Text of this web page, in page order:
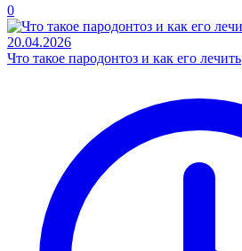
0
20.04.2026
Что такое пародонтоз и как его лечить